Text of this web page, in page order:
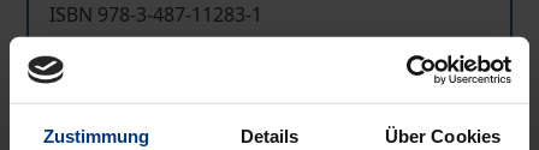
Zustimmung Details Über Cookies
ISBN 978-3-487-11283-1
Available
Prices include VAT. Depending on the delivery address, VAT